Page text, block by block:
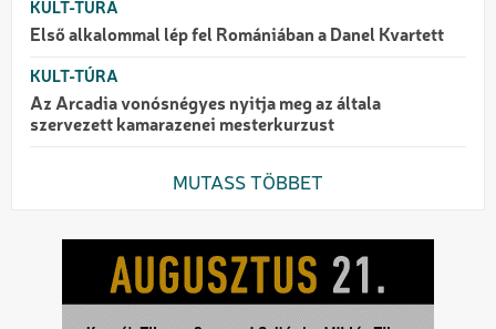
KULT-TÚRA
Első alkalommal lép fel Romániában a Danel Kvartett
KULT-TÚRA
Az Arcadia vonósnégyes nyitja meg az általa
szervezett kamarazenei mesterkurzust
MUTASS TÖBBET